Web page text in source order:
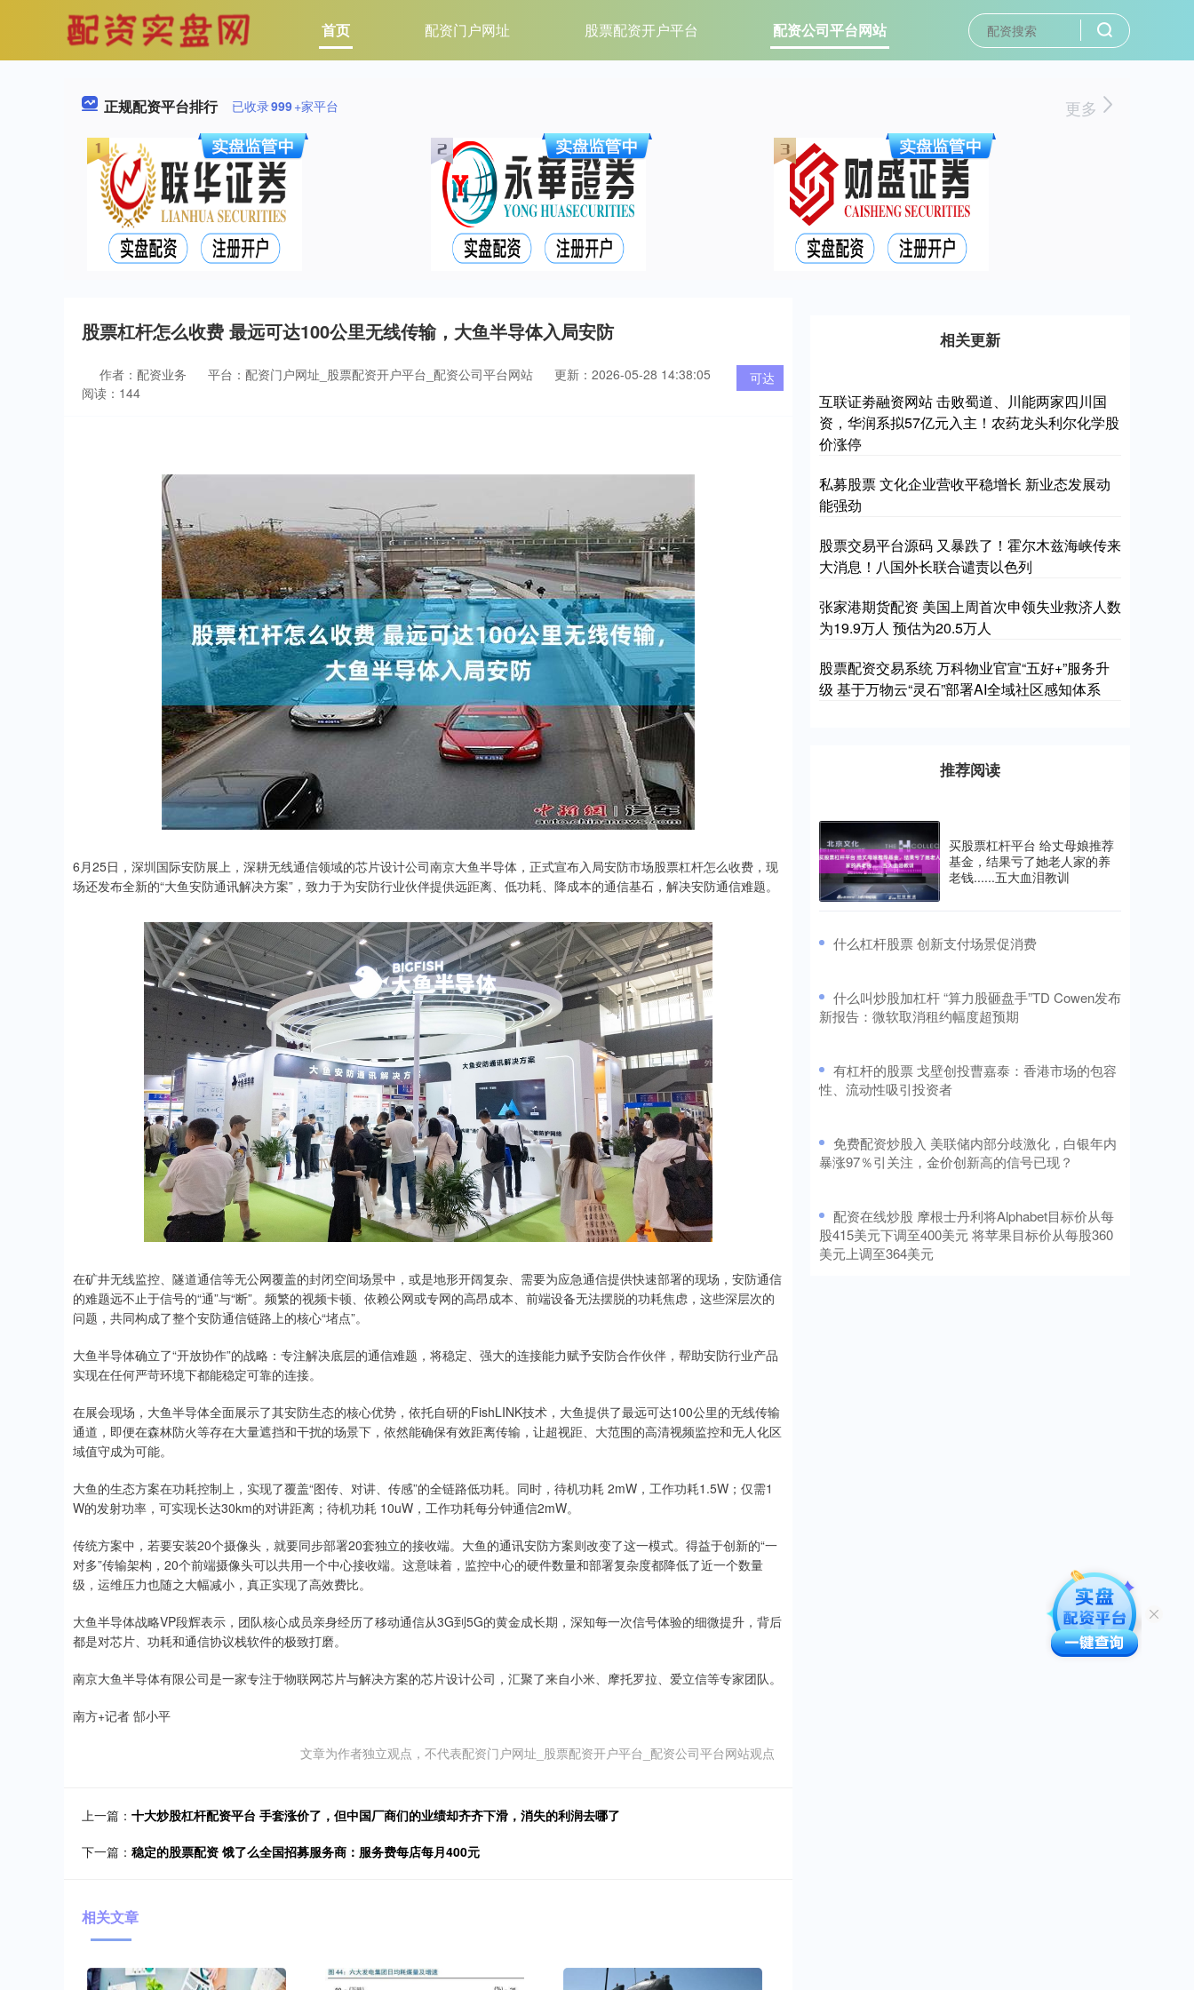
首页 配资门户网址 股票配资开户平台 配资公司平台网站
正规配资平台排行 已收录999+家平台 更多
股票杠杆怎么收费 最远可达100公里无线传输，大鱼半导体入局安防
可达
作者：配资业务 平台：配资门户网址_股票配资开户平台_配资公司平台网站
更新：2026-05-28 14:38:05
阅读：144
6月25日，深圳国际安防展上，深耕无线通信领域的芯片设计公司南京大鱼半导体，正式宣布入局安防市场股票杠杆怎么收费，现
场还发布全新的“大鱼安防通讯解决方案”，致力于为安防行业伙伴提供远距离、低功耗、降成本的通信基石，解决安防通信难题。
在矿井无线监控、隧道通信等无公网覆盖的封闭空间场景中，或是地形开阔复杂、需要为应急通信提供快速部署的现场，安防通信
的难题远不止于信号的“通”与“断”。频繁的视频卡顿、依赖公网或专网的高昂成本、前端设备无法摆脱的功耗焦虑，这些深层次的
问题，共同构成了整个安防通信链路上的核心“堵点”。
大鱼半导体确立了“开放协作”的战略：专注解决底层的通信难题，将稳定、强大的连接能力赋予安防合作伙伴，帮助安防行业产品
实现在任何严苛环境下都能稳定可靠的连接。
在展会现场，大鱼半导体全面展示了其安防生态的核心优势，依托自研的FishLINK技术，大鱼提供了最远可达100公里的无线传输
通道，即便在森林防火等存在大量遮挡和干扰的场景下，依然能确保有效距离传输，让超视距、大范围的高清视频监控和无人化区
域值守成为可能。
大鱼的生态方案在功耗控制上，实现了覆盖“图传、对讲、传感”的全链路低功耗。同时，待机功耗 2mW，工作功耗1.5W；仅需1
W的发射功率，可实现长达30km的对讲距离；待机功耗 10uW，工作功耗每分钟通信2mW。
传统方案中，若要安装20个摄像头，就要同步部署20套独立的接收端。大鱼的通讯安防方案则改变了这一模式。得益于创新的“一
对多”传输架构，20个前端摄像头可以共用一个中心接收端。这意味着，监控中心的硬件数量和部署复杂度都降低了近一个数量
级，运维压力也随之大幅减小，真正实现了高效费比。
大鱼半导体战略VP段辉表示，团队核心成员亲身经历了移动通信从3G到5G的黄金成长期，深知每一次信号体验的细微提升，背后
都是对芯片、功耗和通信协议栈软件的极致打磨。
南京大鱼半导体有限公司是一家专注于物联网芯片与解决方案的芯片设计公司，汇聚了来自小米、摩托罗拉、爱立信等专家团队。
南方+记者 郜小平
文章为作者独立观点，不代表配资门户网址_股票配资开户平台_配资公司平台网站观点
上一篇： 十大炒股杠杆配资平台 手套涨价了，但中国厂商们的业绩却齐齐下滑，消失的利润去哪了
下一篇： 稳定的股票配资 饿了么全国招募服务商：服务费每店每月400元
相关文章
相关更新
互联证劵融资网站 击败蜀道、川能两家四川国
资，华润系拟57亿元入主！农药龙头利尔化学股
价涨停
私募股票 文化企业营收平稳增长 新业态发展动
能强劲
股票交易平台源码 又暴跌了！霍尔木兹海峡传来
大消息！八国外长联合谴责以色列
张家港期货配资 美国上周首次申领失业救济人数
为19.9万人 预估为20.5万人
股票配资交易系统 万科物业官宣“五好+”服务升
级 基于万物云“灵石”部署AI全域社区感知体系
推荐阅读
买股票杠杆平台 给丈母娘推荐
基金，结果亏了她老人家的养
老钱......五大血泪教训
​什么杠杆股票 创新支付场景促消费
​什么叫炒股加杠杆 “算力股砸盘手”TD Cowen发布
新报告：微软取消租约幅度超预期
​有杠杆的股票 戈壁创投曹嘉泰：香港市场的包容
性、流动性吸引投资者
​免费配资炒股入 美联储内部分歧激化，白银年内
暴涨97％引关注，金价创新高的信号已现？
​配资在线炒股 摩根士丹利将Alphabet目标价从每
股415美元下调至400美元 将苹果目标价从每股360
美元上调至364美元